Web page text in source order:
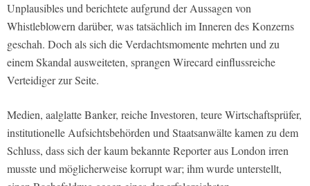
Unplausibles und berichtete aufgrund der Aussagen von
Whistleblowern darüber, was tatsächlich im Inneren des Konzerns
geschah. Doch als sich die Verdachtsmomente mehrten und zu
einem Skandal ausweiteten, sprangen Wirecard einflussreiche
Verteidiger zur Seite.
Medien, aalglatte Banker, reiche Investoren, teure Wirtschaftsprüfer,
institutionelle Aufsichtsbehörden und Staatsanwälte kamen zu dem
Schluss, dass sich der kaum bekannte Reporter aus London irren
musste und möglicherweise korrupt war; ihm wurde unterstellt,